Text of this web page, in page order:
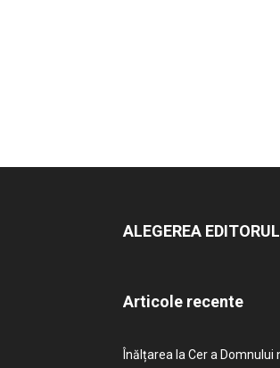
ALEGEREA
Articole recente
Înălțarea la Cer a Domnului